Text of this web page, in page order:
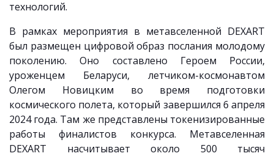
технологий.
В рамках мероприятия в метавселенной DEXART
был размещен цифровой образ послания молодому
поколению. Оно составлено Героем России,
уроженцем Беларуси, летчиком-космонавтом
Олегом Новицким во время подготовки
космического полета, который завершился 6 апреля
2024 года. Там же представлены токенизированные
работы финалистов конкурса. Метавселенная
DEXART насчитывает около 500 тысяч